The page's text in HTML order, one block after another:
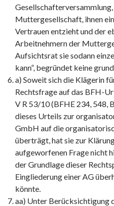
Muttergesellschaft, ihnen
Vertrauen entzieht und der
Arbeitnehmern der
Aufsichtsrat sie sodann
kann“, begründet keine
a) Soweit sich die Klägerin
Rechtsfrage auf das BFH-
V R 53/10 (BFHE 234, 548,
dieses Urteils zur
GmbH auf die
überträgt, hat sie zur
aufgeworfenen Frage nicht
der Grundlage dieser
Eingliederung einer AG
könnte.
aa) Unter Berücksichtigung